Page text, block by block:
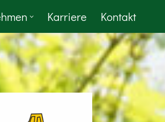
Karriere Kontakt